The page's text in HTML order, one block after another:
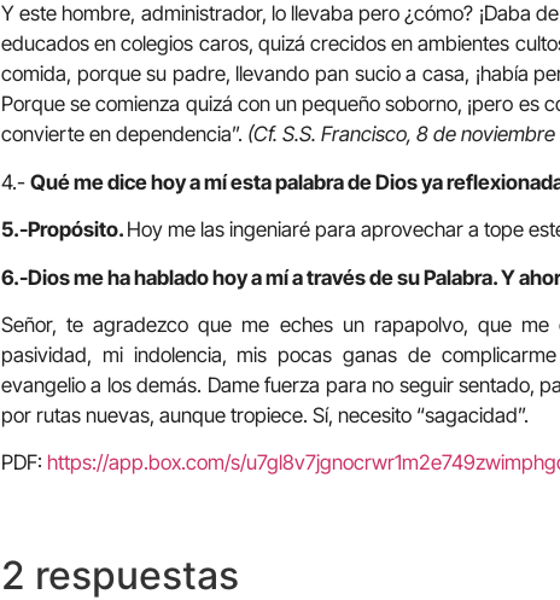
Y este hombre, administrador, lo llevaba pero ¿cómo? ¡Daba
educados en colegios caros, quizá crecidos en ambientes
comida, porque su padre, llevando pan sucio a casa, ¡había
Porque se comienza quizá con un pequeño soborno, ¡pero es
convierte en dependencia”. (Cf. S.S. Francisco, 8 de
4.- Qué me dice hoy a mí esta palabra de Dios ya
5.-Propósito. Hoy me las ingeniaré para aprovechar a tope
6.-Dios me ha hablado hoy a mí a través de su Palabra. Y
Señor, te agradezco que me eches un rapapolvo, que
pasividad, mi indolencia, mis pocas ganas de
evangelio a los demás. Dame fuerza para no seguir sentado,
por rutas nuevas, aunque tropiece. Sí, necesito “sagacidad”.
PDF: https://app.box.com/s/
2 respuestas